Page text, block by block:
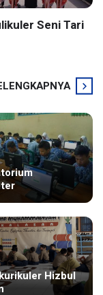
Seni Tari
Hizbul